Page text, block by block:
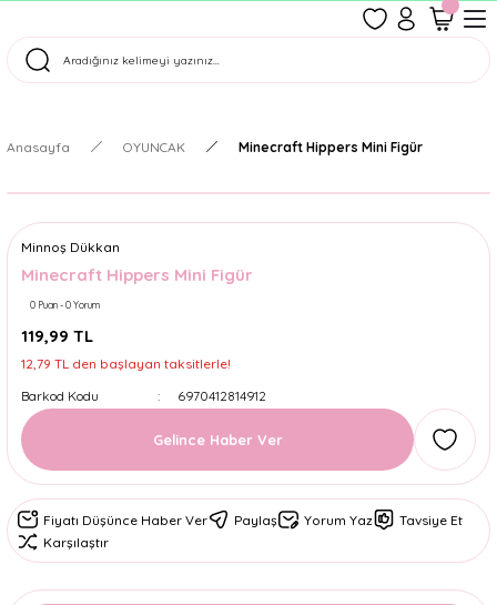
Tüm Siparişler Aynı Gün Kargoda!
Anasayfa OYUNCAK Minecraft Hippers Mini Figür
Minnoş Dükkan
Minecraft Hippers Mini Figür
0 Puan - 0 Yorum
119,99 TL
12,79 TL den başlayan taksitlerle!
Barkod Kodu
6970412814912
Gelince Haber Ver
Fiyatı Düşünce Haber Ver Paylaş Yorum Yaz
Tavsiye Et
Karşılaştır